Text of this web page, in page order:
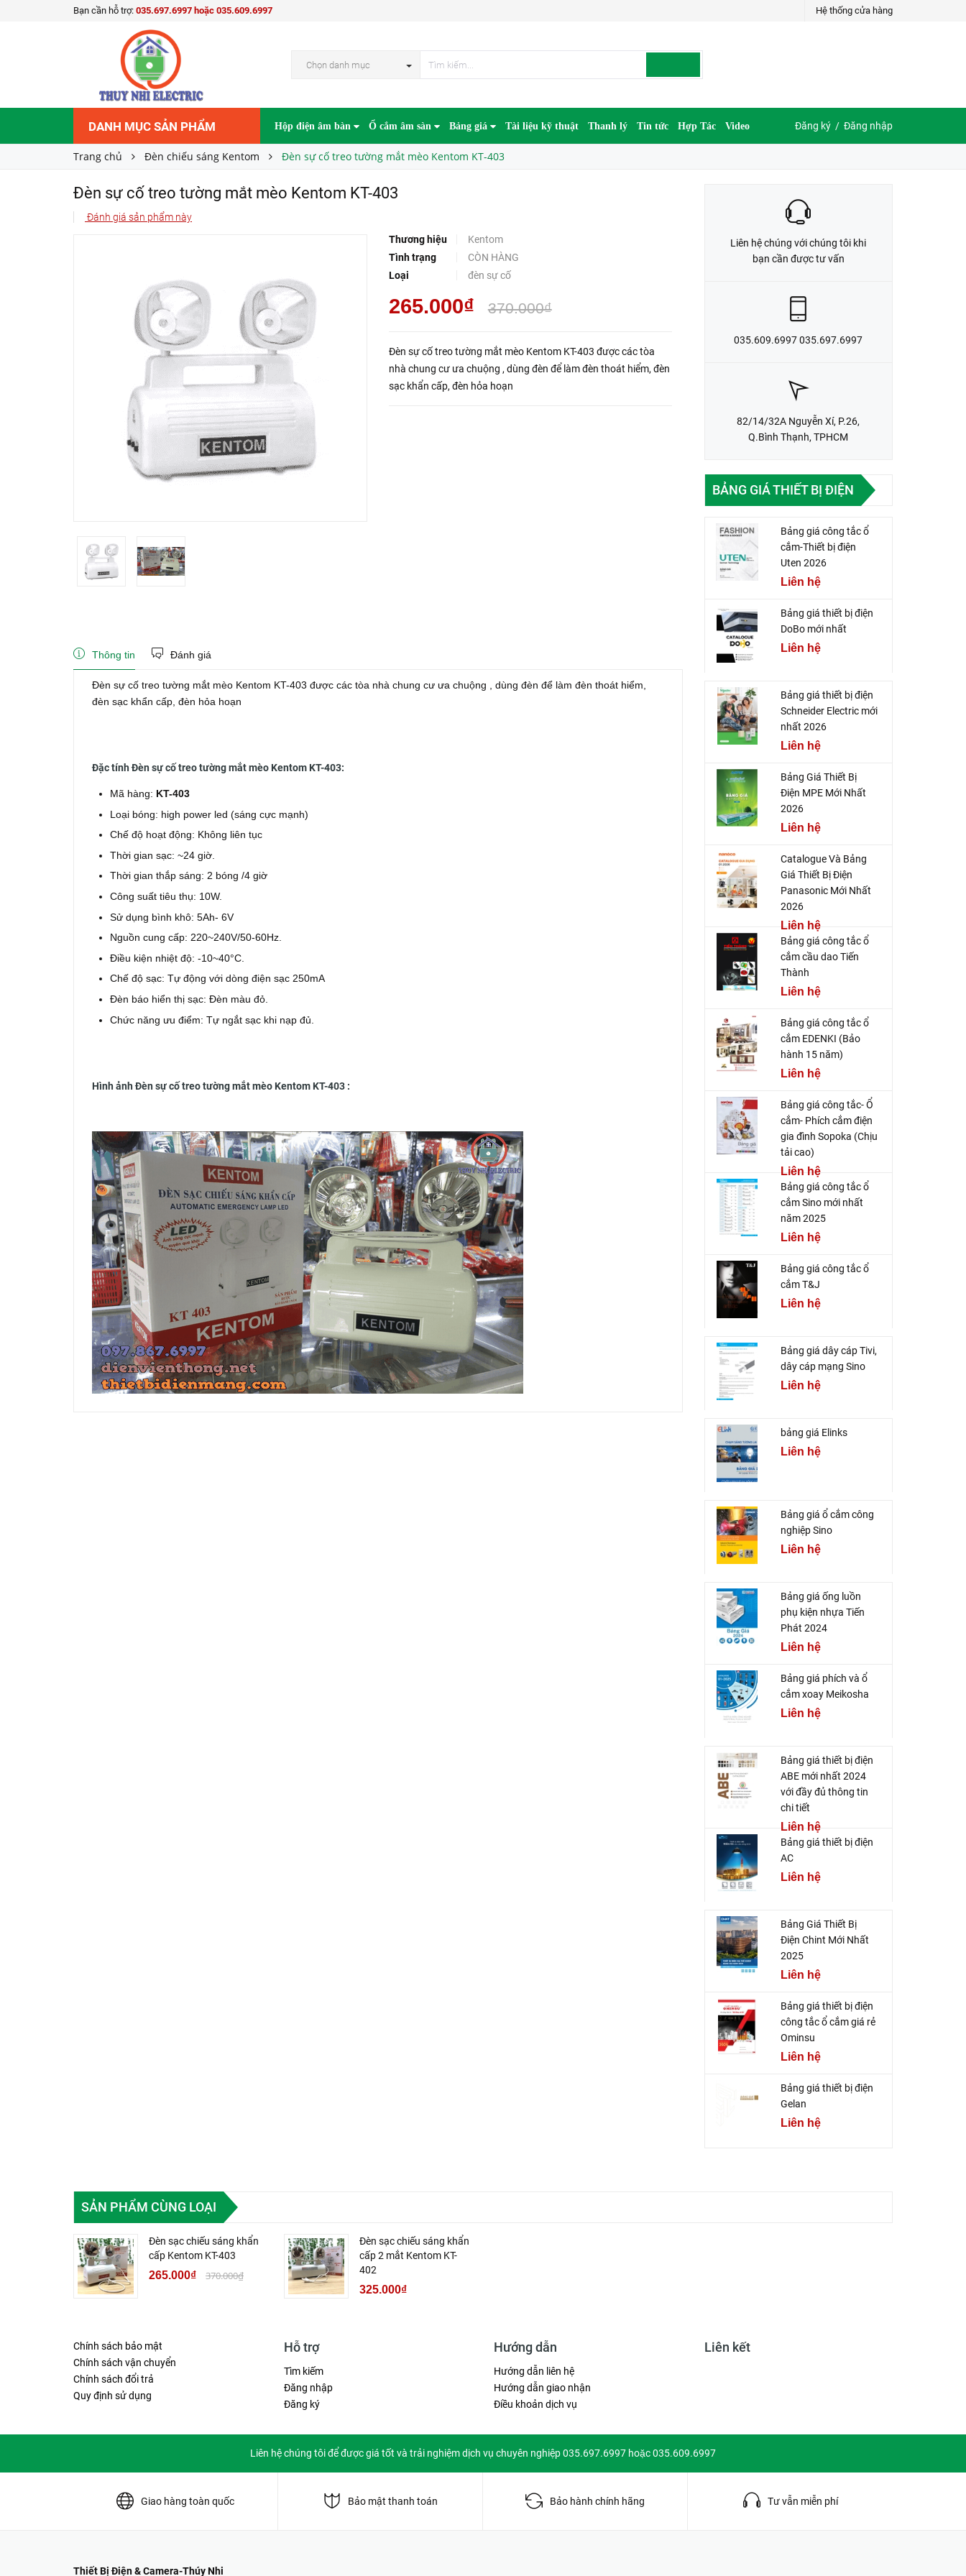
Bạn cần hỗ trợ: 035.697.6997 hoặc 035.609.6997 Hệ thống cửa hàng
Chọn danh mục
DANH MỤC SẢN PHẨM Hộp điện âm bàn Ổ cắm âm sàn Bảng giá Tài liệu kỹ thuật Thanh lý Tin tức Hợp Tác Video Đăng ký / Đăng nhập
Trang chủ Đèn chiếu sáng Kentom Đèn sự cố treo tường mắt mèo Kentom KT-403
Đèn sự cố treo tường mắt mèo Kentom KT-403
Đánh giá sản phẩm này
Thương hiệu
Kentom
Tình trạng
CÒN HÀNG
Loại
đèn sự cố
265.000₫ 370.000₫
Đèn sự cố treo tường mắt mèo Kentom KT-403 được các tòa
nhà chung cư ưa chuộng , dùng đèn để làm đèn thoát hiểm, đèn
sạc khẩn cấp, đèn hỏa hoạn
Đèn sự cố treo tường mắt mèo Kentom KT-403
Giá bán: 265.000₫
LIÊN HỆ ĐẶT HÀNG
Thông tin Đánh giá
Đèn sự cố treo tường mắt mèo Kentom KT-403 được các tòa nhà chung cư ưa chuộng , dùng đèn để làm đèn thoát hiểm,
đèn sạc khẩn cấp, đèn hỏa hoạn
Đặc tính Đèn sự cố treo tường mắt mèo Kentom KT-403:
Mã hàng: KT-403
Loại bóng: high power led (sáng cực mạnh)
Chế độ hoạt động: Không liên tục
Thời gian sạc: ~24 giờ.
Thời gian thắp sáng: 2 bóng /4 giờ
Công suất tiêu thụ: 10W.
Sử dụng bình khô: 5Ah- 6V
Nguồn cung cấp: 220~240V/50-60Hz.
Điều kiện nhiệt độ: -10~40°C.
Chế độ sạc: Tự động với dòng điện sạc 250mA
Đèn báo hiển thị sạc: Đèn màu đỏ.
Chức năng ưu điểm: Tự ngắt sạc khi nạp đủ.
Hình ảnh Đèn sự cố treo tường mắt mèo Kentom KT-403 :
Liên hệ chúng với chúng tôi khi
bạn cần được tư vấn
035.609.6997 035.697.6997
82/14/32A Nguyễn Xí, P.26,
Q.Bình Thạnh, TPHCM
BẢNG GIÁ THIẾT BỊ ĐIỆN
Bảng giá công tắc ổ
cắm-Thiết bị điện
Uten 2026
Liên hệ
Bảng giá thiết bị điện
DoBo mới nhất
Liên hệ
Bảng giá thiết bị điện
Schneider Electric mới
nhất 2026
Liên hệ
Bảng Giá Thiết Bị
Điện MPE Mới Nhất
2026
Liên hệ
Catalogue Và Bảng
Giá Thiết Bị Điện
Panasonic Mới Nhất
2026
Liên hệ
Bảng giá công tắc ổ
cắm cầu dao Tiến
Thành
Liên hệ
Bảng giá công tắc ổ
cắm EDENKI (Bảo
hành 15 năm)
Liên hệ
Bảng giá công tắc- Ổ
cắm- Phích cắm điện
gia đình Sopoka (Chịu
tải cao)
Liên hệ
Bảng giá công tắc ổ
cắm Sino mới nhất
năm 2025
Liên hệ
Bảng giá công tắc ổ
cắm T&J
Liên hệ
Bảng giá dây cáp Tivi,
dây cáp mạng Sino
Liên hệ
bảng giá Elinks
Liên hệ
Bảng giá ổ cắm công
nghiệp Sino
Liên hệ
Bảng giá ống luồn
phụ kiện nhựa Tiến
Phát 2024
Liên hệ
Bảng giá phích và ổ
cắm xoay Meikosha
Liên hệ
Bảng giá thiết bị điện
ABE mới nhất 2024
với đầy đủ thông tin
chi tiết
Liên hệ
Bảng giá thiết bị điện
AC
Liên hệ
Bảng Giá Thiết Bị
Điện Chint Mới Nhất
2025
Liên hệ
Bảng giá thiết bị điện
công tắc ổ cắm giá rẻ
Ominsu
Liên hệ
Bảng giá thiết bị điện
Gelan
Liên hệ
SẢN PHẨM CÙNG LOẠI
Đèn sạc chiếu sáng khẩn
cấp Kentom KT-403
265.000₫ 370.000₫
Đèn sạc chiếu sáng khẩn
cấp 2 mắt Kentom KT-
402
325.000₫
Chính sách bảo mật
Chính sách vận chuyển
Chính sách đổi trả
Quy định sử dụng
Hỗ trợ
Tìm kiếm
Đăng nhập
Đăng ký
Hướng dẫn
Hướng dẫn liên hệ
Hướng dẫn giao nhận
Điều khoản dịch vụ
Liên kết
Liên hệ chúng tôi để được giá tốt và trải nghiệm dịch vụ chuyên nghiệp 035.697.6997 hoặc 035.609.6997
Giao hàng toàn quốc Bảo mật thanh toán Bảo hành chính hãng Tư vẫn miễn phí